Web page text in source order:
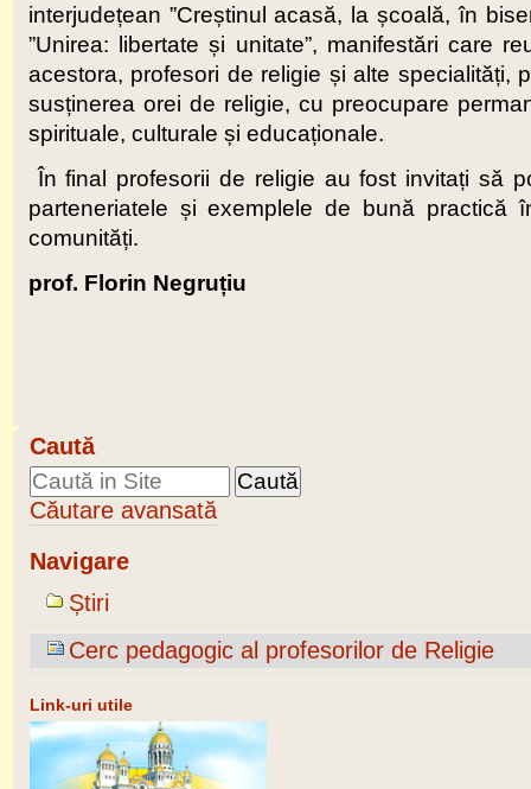
interjudețean ”Creștinul acasă, la școală, în
”Unirea: libertate și unitate”, manifestări care
acestora, profesori de religie și alte specialități,
susținerea orei de religie, cu preocupare
spirituale, culturale și educaționale.
În final profesorii de religie au fost invitați să
parteneriatele și exemplele de bună practică
comunități.
prof. Florin Negruțiu
Caută
Căutare avansată
Navigare
Știri
Cerc pedagogic al profesorilor de Religie
Link-uri utile